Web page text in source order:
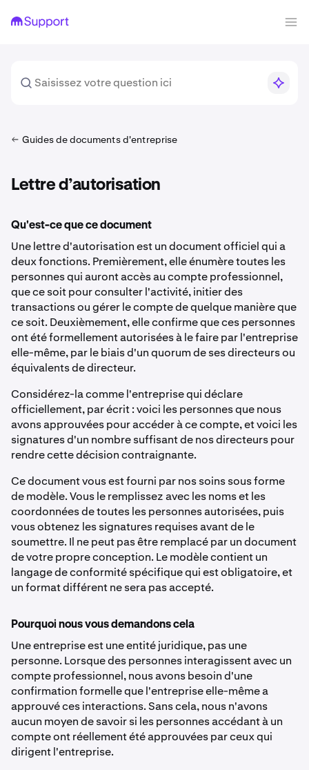
Guides de documents d'entreprise
Lettre d’autorisation
Qu'est-ce que ce document
Une lettre d'autorisation est un document officiel qui a
deux fonctions. Premièrement, elle énumère toutes les
personnes qui auront accès au compte professionnel,
que ce soit pour consulter l'activité, initier des
transactions ou gérer le compte de quelque manière que
ce soit. Deuxièmement, elle confirme que ces personnes
ont été formellement autorisées à le faire par l'entreprise
elle-même, par le biais d'un quorum de ses directeurs ou
équivalents de directeur.
Considérez-la comme l'entreprise qui déclare
officiellement, par écrit : voici les personnes que nous
avons approuvées pour accéder à ce compte, et voici les
signatures d'un nombre suffisant de nos directeurs pour
rendre cette décision contraignante.
Ce document vous est fourni par nos soins sous forme
de modèle. Vous le remplissez avec les noms et les
coordonnées de toutes les personnes autorisées, puis
vous obtenez les signatures requises avant de le
soumettre. Il ne peut pas être remplacé par un document
de votre propre conception. Le modèle contient un
langage de conformité spécifique qui est obligatoire, et
un format différent ne sera pas accepté.
Pourquoi nous vous demandons cela
Une entreprise est une entité juridique, pas une
personne. Lorsque des personnes interagissent avec un
compte professionnel, nous avons besoin d'une
confirmation formelle que l'entreprise elle-même a
approuvé ces interactions. Sans cela, nous n'avons
aucun moyen de savoir si les personnes accédant à un
compte ont réellement été approuvées par ceux qui
dirigent l'entreprise.